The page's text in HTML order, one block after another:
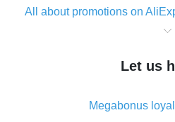
All about promotions on
What is cash back when
The best place to download
What is the AliExpress cash
Let us
Megabonus